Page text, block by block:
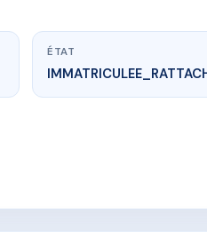
ÉTAT